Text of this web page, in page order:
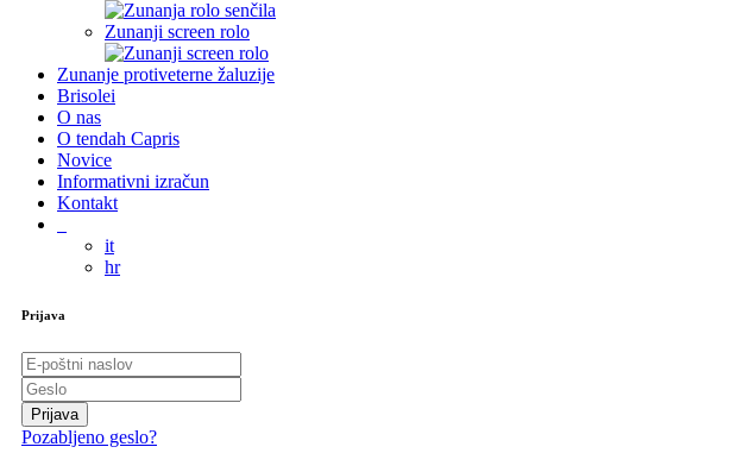
Zunanji screen rolo
Zunanje protiveterne žaluzije
Brisolei
O nas
O tendah Capris
Novice
Informativni izračun
Kontakt
it
hr
Prijava
Prijava
Pozabljeno geslo?